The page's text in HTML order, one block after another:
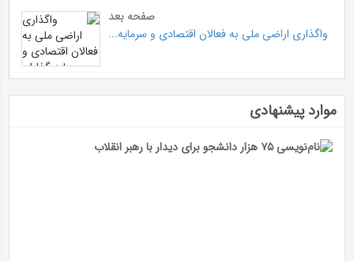
صفحه بعد
واگذاری اراضی ملی به فعالان اقتصادی و سرمایه...
موارد پیشنهادی